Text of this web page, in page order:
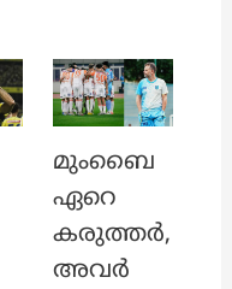
മുംബൈ
ഏറെ
കരുത്തർ,
അവർ